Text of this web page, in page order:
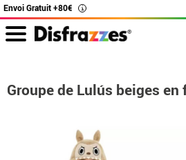
Envoi Gratuit +80€ i
Groupe de Lulús beiges